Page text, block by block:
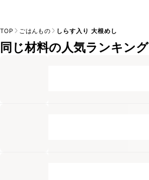
TOP ごはんもの しらす入り 大根めし
同じ材料の人気ランキング